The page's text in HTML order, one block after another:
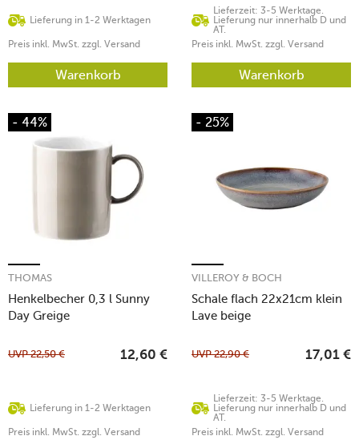
Lieferung in 1-2 Werktagen
Preis inkl. MwSt. zzgl. Versand
Warenkorb
Lieferzeit: 3-5 Werktage.
Lieferung nur innerhalb D und
AT.
Preis inkl. MwSt. zzgl. Versand
Warenkorb
- 44%
Henkelbecher 0,3 l Sunny
Day Greige
THOMAS
Lieferung in 1-2 Werktagen
UVP22,50 € 12,60 €
Preis inkl. MwSt. zzgl. Versand
- 25%
Schale flach 22x21cm klein
Lave beige
VILLEROY & BOCH
Lieferzeit: 3-5 Werktage.
Lieferung nur innerhalb D und
AT.
UVP22,90 € 17,01 €
Preis inkl. MwSt. zzgl. Versand